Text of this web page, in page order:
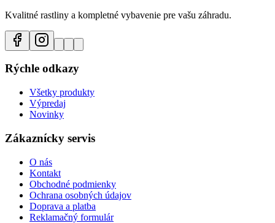
Kvalitné rastliny a kompletné vybavenie pre vašu záhradu.
Rýchle odkazy
Všetky produkty
Výpredaj
Novinky
Zákaznícky servis
O nás
Kontakt
Obchodné podmienky
Ochrana osobných údajov
Doprava a platba
Reklamačný formulár